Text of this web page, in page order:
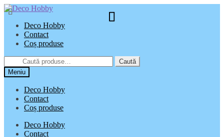
Sari
la
navigare
Sari
la
conținutDeco Hobby
Contact
Coș produse
după:
Caută
Meniu
Deco Hobby
Contact
Coș produse
Deco Hobby
Contact